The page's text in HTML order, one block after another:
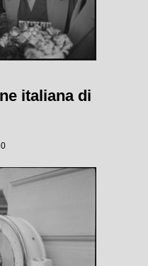
italiana di